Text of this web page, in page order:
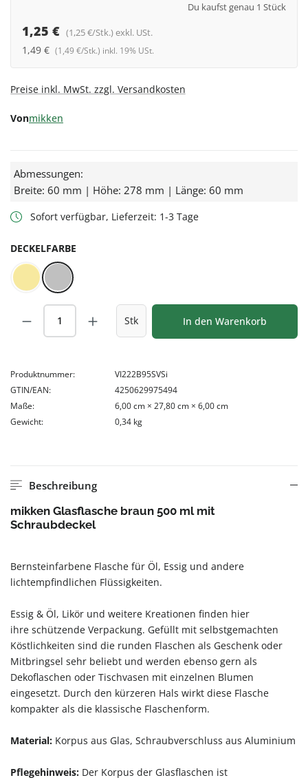
Du kaufst genau 1 Stück
1,25 € (1,25 €/Stk.) exkl. USt.
1,49 € (1,49 €/Stk.) inkl. 19% USt.
Preise inkl. MwSt. zzgl. Versandkosten
Vonmikken
Abmessungen:
Breite: 60 mm | Höhe: 278 mm | Länge: 60 mm
Sofort verfügbar, Lieferzeit: 1-3 Tage
DECKELFARBE
Gold
(Diese Option ist zurzeit nicht verfügbar.)
Silber
Produkt Anzahl: Gib den gewünschten
Stk In den Warenkorb
Produktnummer:
VI222B95SVSi
GTIN/EAN:
4250629975494
Maße:
6,00 cm × 27,80 cm × 6,00 cm
Gewicht:
0,34 kg
Beschreibung
mikken Glasflasche braun 500 ml mit
Schraubdeckel
Bernsteinfarbene Flasche für Öl, Essig und andere
lichtempfindlichen Flüssigkeiten.
Essig & Öl, Likör und weitere Kreationen finden hier
ihre schützende Verpackung. Gefüllt mit selbstgemachten
Köstlichkeiten sind die runden Flaschen als Geschenk oder
Mitbringsel sehr beliebt und werden ebenso gern als
Dekoflaschen oder Tischvasen mit einzelnen Blumen
eingesetzt. Durch den kürzeren Hals wirkt diese Flasche
kompakter als die klassische Flaschenform.
Material: Korpus aus Glas, Schraubverschluss aus Aluminium
Pflegehinweis: Der Korpus der Glasflaschen ist